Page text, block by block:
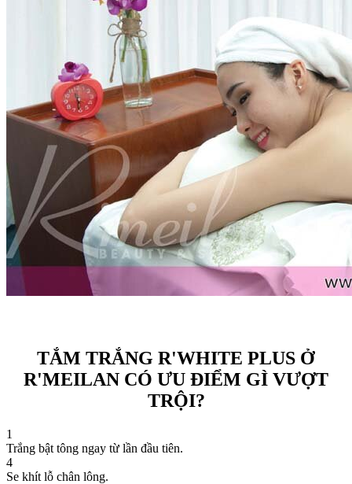
TẮM TRẮNG R'WHITE PLUS Ở
R'MEILAN CÓ ƯU ĐIỂM GÌ VƯỢT
TRỘI?
1
Trắng bật tông ngay từ lần đầu tiên.
4
Se khít lỗ chân lông.